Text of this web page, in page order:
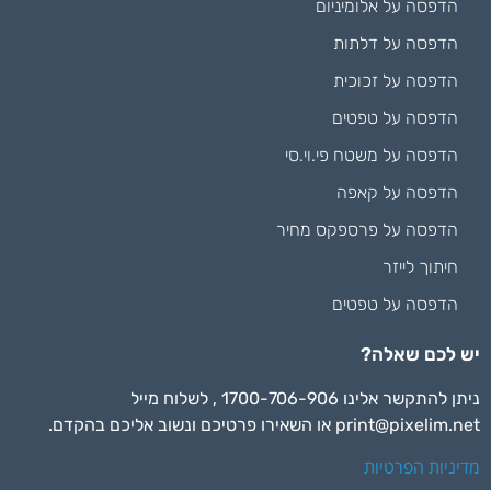
הדפסה על אלומיניום
הדפסה על דלתות
הדפסה על זכוכית
הדפסה על טפטים
הדפסה על משטח פי.וי.סי
הדפסה על קאפה
הדפסה על פרספקס מחיר
חיתוך לייזר
הדפסה על טפטים
יש לכם שאלה?
ניתן להתקשר אלינו 1700-706-906 , לשלוח מייל
print@pixelim.net או השאירו פרטיכם ונשוב אליכם בהקדם.
מדיניות הפרטיות